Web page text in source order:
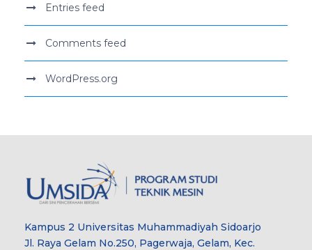
Entries feed
Comments feed
WordPress.org
Kampus 2 Universitas Muhammadiyah Sidoarjo
Jl. Raya Gelam No.250, Pagerwaja, Gelam, Kec.